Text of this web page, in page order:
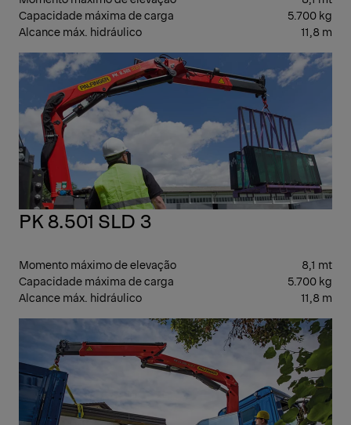
Capacidade máxima de carga
5.700 kg
Alcance máx. hidráulico
11,8 m
PK 8.501 SLD 3
Momento máximo de elevação
8,1 mt
Capacidade máxima de carga
5.700 kg
Alcance máx. hidráulico
11,8 m